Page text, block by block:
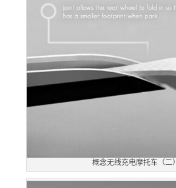
概念无线充电摩托车（二）